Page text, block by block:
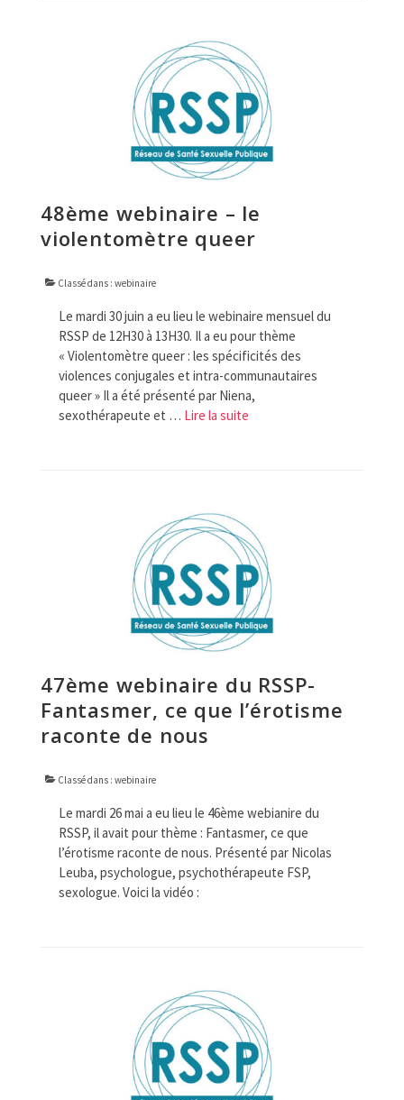
48ème webinaire – le
violentomètre queer
Classé dans : webinaire
Le mardi 30 juin a eu lieu le webinaire mensuel du
RSSP de 12H30 à 13H30. Il a eu pour thème
« Violentomètre queer : les spécificités des
violences conjugales et intra-communautaires
queer » Il a été présenté par Niena,
sexothérapeute et … Lire la suite­­
47ème webinaire du RSSP-
Fantasmer, ce que l’érotisme
raconte de nous
Classé dans : webinaire
Le mardi 26 mai a eu lieu le 46ème webianire du
RSSP, il avait pour thème : Fantasmer, ce que
l’érotisme raconte de nous. Présenté par Nicolas
Leuba, psychologue, psychothérapeute FSP,
sexologue. Voici la vidéo :